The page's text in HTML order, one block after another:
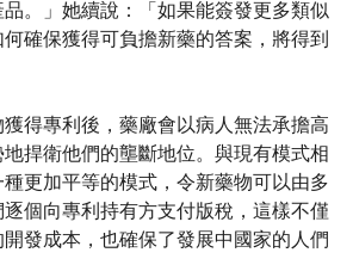
。」她續說：「如果能簽發更多類似
確保獲得可負擔新藥的答案，將得到
得專利後，藥廠會以病人無法承擔高
捍衛他們的壟斷地位。與現有模式相
更加平等的模式，令新藥物可以由多
個向專利持有方支付版稅，這樣不僅
發成本，也確保了發展中國家的人們